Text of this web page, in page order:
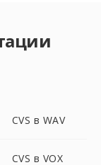
CVS в WAV
CVS в VOX